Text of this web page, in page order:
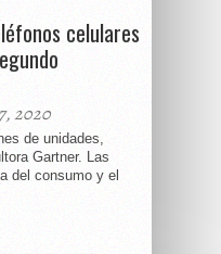
celulares
2020
de unidades,
Gartner. Las
del consumo y el